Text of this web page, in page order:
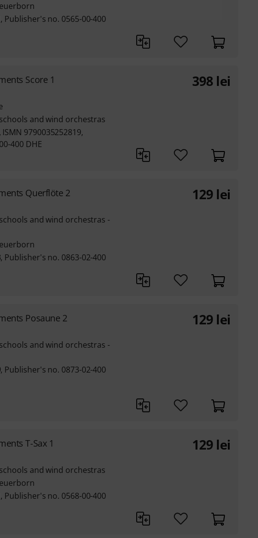
Publisher's no. 0565-00-400
Score 1
and wind orchestras
9790035252819,
400 DHE
398 lei
Querflöte 2
and wind orchestras -
Publisher's no. 0863-02-400
129 lei
Posaune 2
and wind orchestras -
Publisher's no. 0873-02-400
129 lei
T-Sax 1
and wind orchestras
Publisher's no. 0568-00-400
129 lei